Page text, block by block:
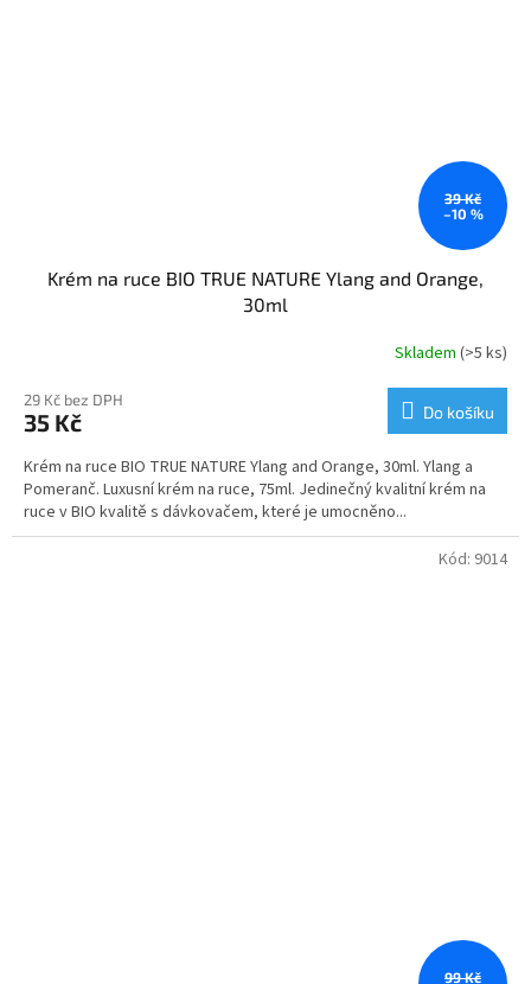
39 Kč
–10 %
Krém na ruce BIO TRUE NATURE Ylang and Orange,
30ml
Skladem (>5 ks)
29 Kč bez DPH
35 Kč Do košíku
Krém na ruce BIO TRUE NATURE Ylang and Orange, 30ml. Ylang a
Pomeranč. Luxusní krém na ruce, 75ml. Jedinečný kvalitní krém na
ruce v BIO kvalitě s dávkovačem, které je umocněno...
99 Kč
Kód: 9014